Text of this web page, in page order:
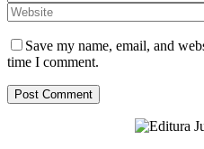
Save my name, email, and
time I comment.